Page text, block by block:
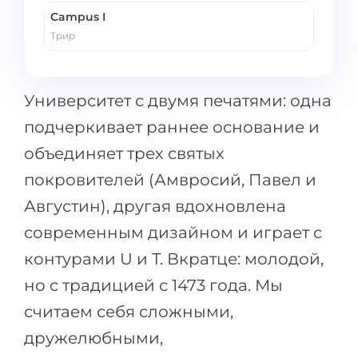
Campus I
Трир
Университет с двумя печатями: одна
подчеркивает раннее основание и
объединяет трех святых
покровителей (Амвросий, Павел и
Августин), другая вдохновлена
современным дизайном и играет с
контурами U и T. Вкратце: молодой,
но с традицией с 1473 года. Мы
считаем себя сложными,
дружелюбными,